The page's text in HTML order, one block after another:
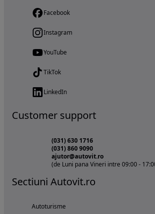
Facebook
Instagram
YouTube
TikTok
LinkedIn
Customer support
(031) 630 1716
(031) 860 9090
ajutor@autovit.ro
(de Luni pana Vineri intre 09:00 -
Sectiuni Autovit.ro
Autoturisme